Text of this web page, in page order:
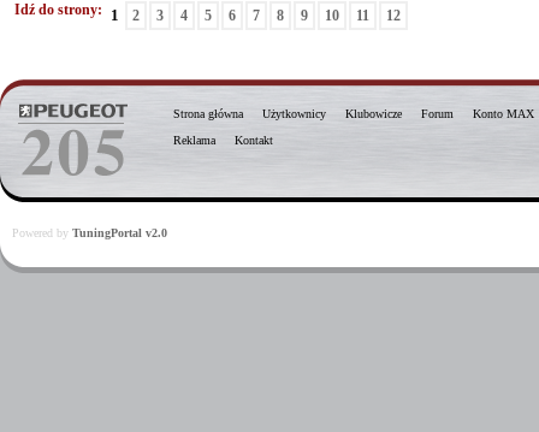
Idź do strony: 1 2 3 4 5 6 7 8 9 10 11 12
Strona główna Użytkownicy Klubowicze Forum
Konto MAX
Reklama
Kontakt
Powered by TuningPortal v2.0